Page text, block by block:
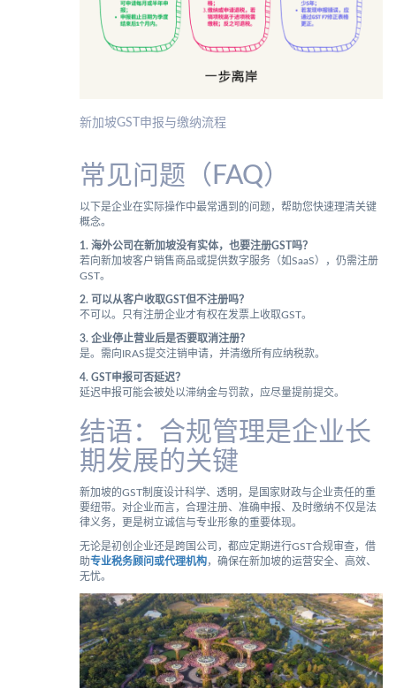
新加坡GST申报与缴纳流程
常见问题（FAQ）
以下是企业在实际操作中最常遇到的问题，帮助您快速理清关键
概念。
1. 海外公司在新加坡没有实体，也要注册GST吗？
若向新加坡客户销售商品或提供数字服务（如SaaS），仍需注册
GST。
2. 可以从客户收取GST但不注册吗？
不可以。只有注册企业才有权在发票上收取GST。
3. 企业停止营业后是否要取消注册？
是。需向IRAS提交注销申请，并清缴所有应纳税款。
4. GST申报可否延迟？
延迟申报可能会被处以滞纳金与罚款，应尽量提前提交。
结语：合规管理是企业长
期发展的关键
新加坡的GST制度设计科学、透明，是国家财政与企业责任的重
要纽带。对企业而言，合理注册、准确申报、及时缴纳不仅是法
律义务，更是树立诚信与专业形象的重要体现。
无论是初创企业还是跨国公司，都应定期进行GST合规审查，借
助专业税务顾问或代理机构，确保在新加坡的运营安全、高效、
无忧。